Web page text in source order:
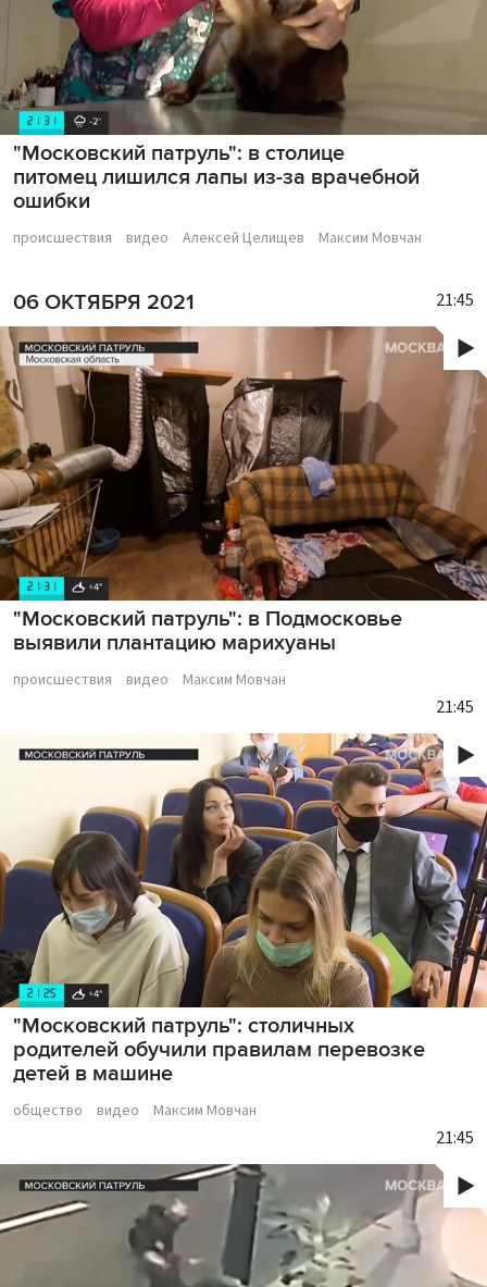
"Московский патруль": в столице
питомец лишился лапы из-за врачебной
ошибки
происшествия видео Алексей Целищев Максим Мовчан
06 ОКТЯБРЯ 2021
"Московский патруль": в Подмосковье
выявили плантацию марихуаны
21:45
происшествия видео Максим Мовчан
"Московский патруль": столичных
родителей обучили правилам перевозке
детей в машине
21:45
общество видео Максим Мовчан
21:45